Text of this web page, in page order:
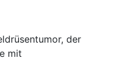
der
mit